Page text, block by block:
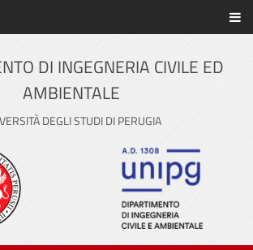
servizi web di Ateneo
DI INGEGNERIA CIVILE ED
AMBIENTALE
DEGLI STUDI DI PERUGIA